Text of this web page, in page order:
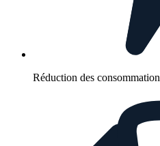
Réduction des consommation